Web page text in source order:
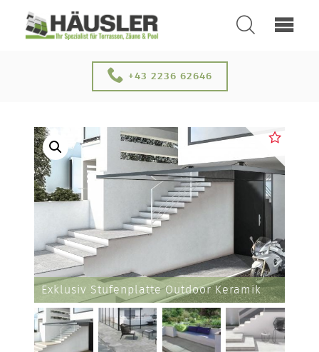
SUCHEN
ÜBER UNS
KONTAKT
+43 2236 62646
Exklusiv Stufenplatte Outdoor Keramik